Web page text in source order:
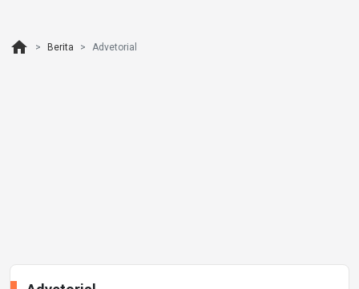
home Berita Advetorial